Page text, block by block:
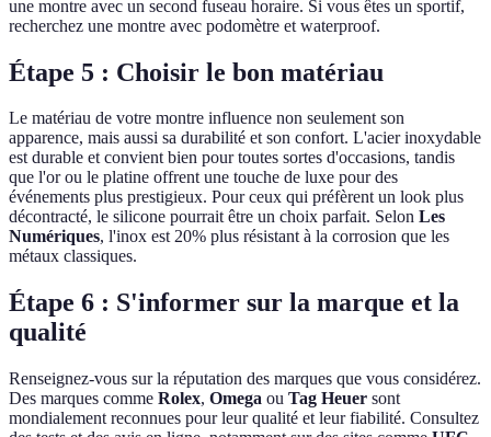
une montre avec un second fuseau horaire. Si vous êtes un sportif,
recherchez une montre avec podomètre et waterproof.
Étape 5 : Choisir le bon matériau
Le matériau de votre montre influence non seulement son
apparence, mais aussi sa durabilité et son confort. L'acier inoxydable
est durable et convient bien pour toutes sortes d'occasions, tandis
que l'or ou le platine offrent une touche de luxe pour des
événements plus prestigieux. Pour ceux qui préfèrent un look plus
décontracté, le silicone pourrait être un choix parfait. Selon Les
Numériques, l'inox est 20% plus résistant à la corrosion que les
métaux classiques.
Étape 6 : S'informer sur la marque et la
qualité
Renseignez-vous sur la réputation des marques que vous considérez.
Des marques comme Rolex, Omega ou Tag Heuer sont
mondialement reconnues pour leur qualité et leur fiabilité. Consultez